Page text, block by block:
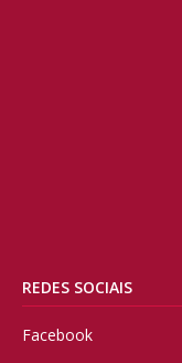
REDES SOCIAIS
Facebook